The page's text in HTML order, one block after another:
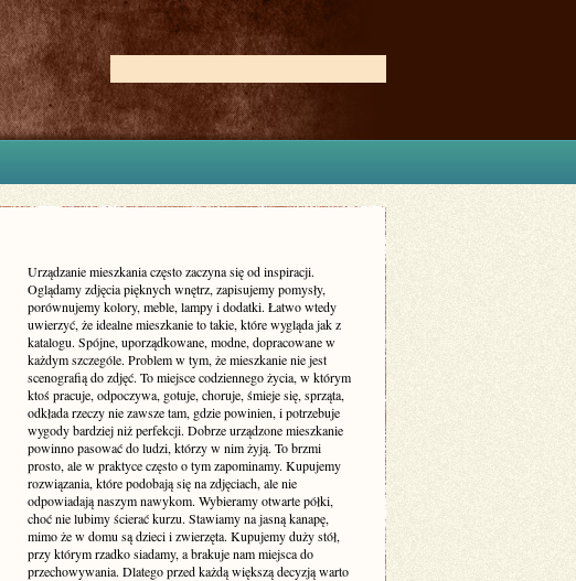
Urządzanie mieszkania często zaczyna się od inspiracji.
Oglądamy zdjęcia pięknych wnętrz, zapisujemy pomysły,
porównujemy kolory, meble, lampy i dodatki. Łatwo wtedy
uwierzyć, że idealne mieszkanie to takie, które wygląda jak z
katalogu. Spójne, uporządkowane, modne, dopracowane w
każdym szczególe. Problem w tym, że mieszkanie nie jest
scenografią do zdjęć. To miejsce codziennego życia, w którym
ktoś pracuje, odpoczywa, gotuje, choruje, śmieje się, sprząta,
odkłada rzeczy nie zawsze tam, gdzie powinien, i potrzebuje
wygody bardziej niż perfekcji. Dobrze urządzone mieszkanie
powinno pasować do ludzi, którzy w nim żyją. To brzmi
prosto, ale w praktyce często o tym zapominamy. Kupujemy
rozwiązania, które podobają się na zdjęciach, ale nie
odpowiadają naszym nawykom. Wybieramy otwarte półki,
choć nie lubimy ścierać kurzu. Stawiamy na jasną kanapę,
mimo że w domu są dzieci i zwierzęta. Kupujemy duży stół,
przy którym rzadko siadamy, a brakuje nam miejsca do
przechowywania. Dlatego przed każdą większą decyzją warto